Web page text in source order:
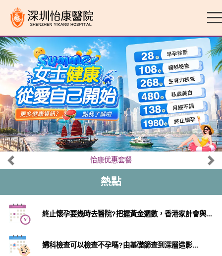
怡康优惠套餐
熱點
終止懷孕要幾時去醫院?把握黃金週數，香港家計會與...
婦科檢查可以檢查不孕嗎?由基礎篩查到深層造影...